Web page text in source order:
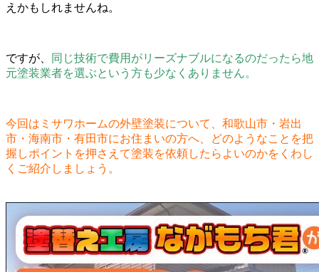
えかもしれませんね。
ですが、
同じ技術で費用がリーズナブルになるのだったら地
元塗装業者を選ぶという方も少なくありません。
今回はミサワホームの外壁塗装について、和歌山市・岩出
市・海南市・有田市にお住まいの方へ、どのようなことを把
握しポイントを押さえて塗装を依頼したらよいのかをくわし
くご紹介しましょう。